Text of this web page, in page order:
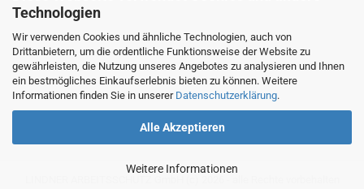
Technologien
Wir verwenden Cookies und ähnliche Technologien, auch von
Drittanbietern, um die ordentliche Funktionsweise der Website zu
gewährleisten, die Nutzung unseres Angebotes zu analysieren und Ihnen
ein bestmögliches Einkaufserlebnis bieten zu können. Weitere
Informationen finden Sie in unserer Datenschutzerklärung.
Alle Akzeptieren
Weitere Informationen